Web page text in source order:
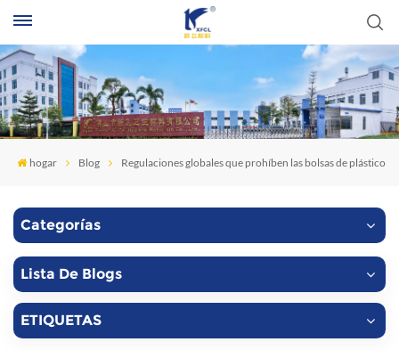
hogar Blog Regulaciones globales que prohíben las bolsas de plástico
Categorías
Lista De Blogs
ETIQUETAS